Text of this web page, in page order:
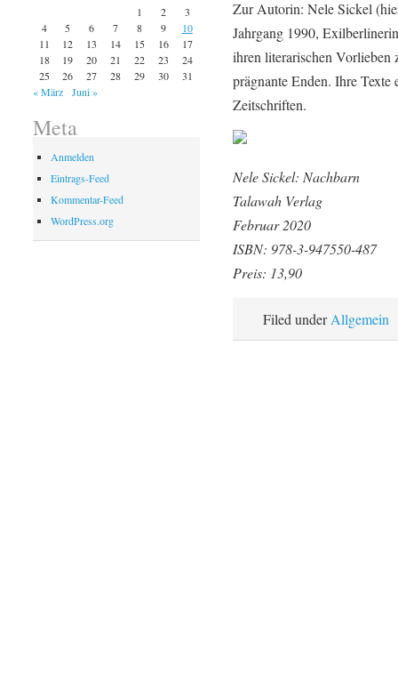
Zur Autorin: Nele Sickel
Jahrgang 1990,
ihren literarischen Vorlieben
prägnante Enden. Ihre
Zeitschriften.
Nele Sickel: Nachbarn
Talawah Verlag
Februar 2020
ISBN: 978-3-947550-487
Preis: 13,90
Filed underAllgemein
1
2
3
4
5 6 7 8 9
10
11
12 13 14 15 16
17
18
19 20 21 22 23
24
25
26 27 28 29 30
31
« März
Juni »
Meta
Anmelden
Eintrags-Feed
Kommentar-Feed
WordPress.org